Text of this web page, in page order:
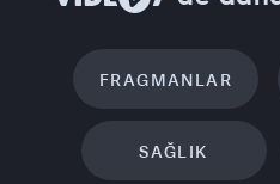
FRAGMANLAR
SAĞLIK